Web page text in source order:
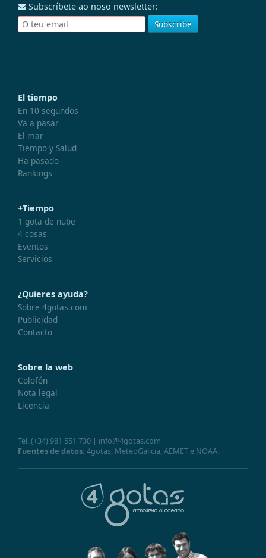
Subscríbete ao noso newsletter:
El tiempo
En 10 segundos
Va a pasar
El mar
Tiempo y Salud
Ha pasado
Rankings
+Tiempo
1 gota de nube
4 cosas
Eventos
Servicios
¿Quieres ayuda?
Sobre 4gotas.com
Publicidad
Contacto
Sobre la web
Colofón
Nota legal
Licencia
Tel.(+34) 981 551 730 | info@4gotas.com
Fuentes de datos: 4gotas, MeteoGalicia,AEMET e NOAA.